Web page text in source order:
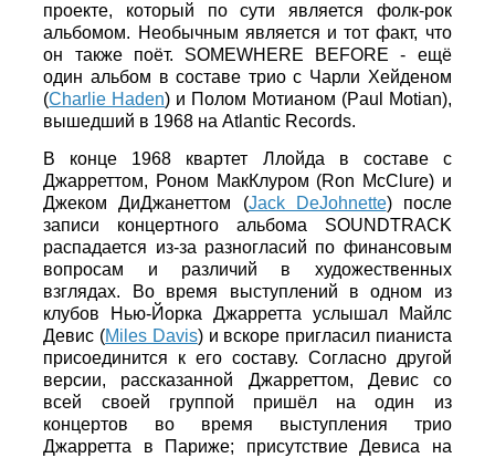
проекте, который по сути является фолк-рок
альбомом. Необычным является и тот факт, что
он также поёт. SOMEWHERE BEFORE - ещё
один альбом в составе трио с Чарли Хейденом
(Charlie Haden) и Полом Мотианом (Paul Motian),
вышедший в 1968 на Atlantic Records.
В конце 1968 квартет Ллойда в составе с
Джарреттом, Роном МакКлуром (Ron McClure) и
Джеком ДиДжанеттом (Jack DeJohnette) после
записи концертного альбома SOUNDTRACK
распадается из-за разногласий по финансовым
вопросам и различий в художественных
взглядах. Во время выступлений в одном из
клубов Нью-Йорка Джарретта услышал Майлс
Девис (Miles Davis) и вскоре пригласил пианиста
присоединится к его составу. Cогласно другой
версии, рассказанной Джарреттом, Девис со
всей своей группой пришёл на один из
концертов во время выступления трио
Джарретта в Париже; присутствие Девиса на